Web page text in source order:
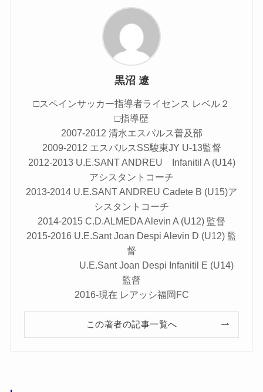
黒沼 遼
□スペインサッカー指導者ライセンス レベル２
□指導歴
2007-2012 清水エスパルス普及部
2009-2012 エスパルスSS駿東JY U-13監督
2012-2013 U.E.SANT ANDREU Infanitil A (U14)
アシスタントコーチ
2013-2014 U.E.SANT ANDREU Cadete B (U15)ア
シスタントコーチ
2014-2015 C.D.ALMEDA Alevin A (U12) 監督
2015-2016 U.E.Sant Joan Despi Alevin D (U12) 監
督
U.E.Sant Joan Despi Infanitil E (U14)
監督
2016-現在 レアッシ福岡FC
この著者の記事一覧へ